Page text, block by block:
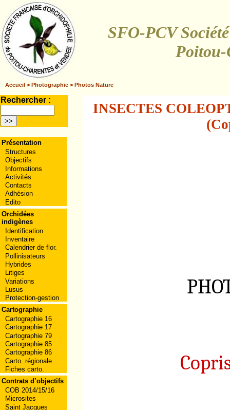
SFO-PCV
Poitou-
Accueil > Photographie > Photos Nature
Rechercher :
Présentation
Structures
Objectifs
Informations
Activités
Contacts
Adhésion
Edito
Orchidées
indigènes
Identification
Inventaire
Calendrier de flor.
Pollinisateurs
Hybrides
Litiges
Variations
Lusus
Protection-gestion
Cartographie
Cartographie 16
Cartographie 17
Cartographie 79
Cartographie 85
Cartographie 86
Carto. régionale
Fiches carto.
Contrats d’objectifs
COB 2014/15/16
Microsites
Saint Jacques
INSECTES